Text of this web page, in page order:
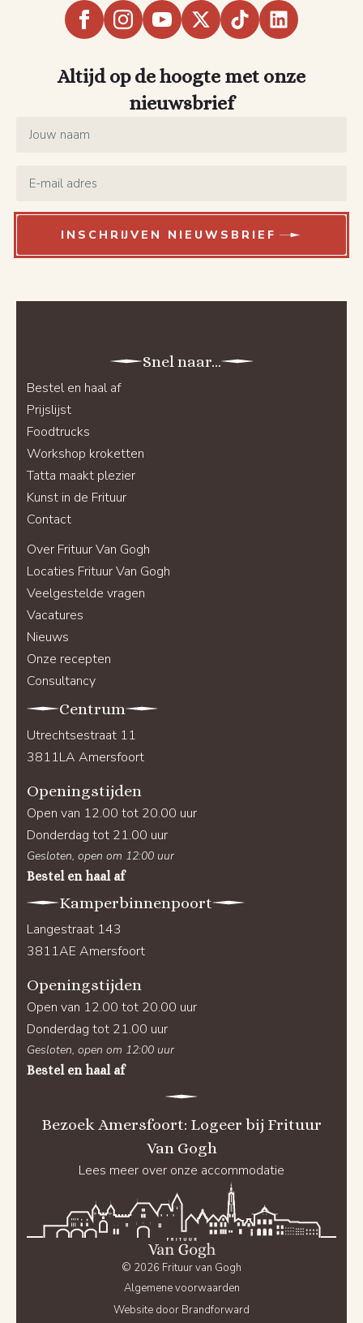
Altijd op de hoogte met onze
nieuwsbrief
INSCHRIJVEN NIEUWSBRIEF
Snel naar...
Bestel en haal af
Prijslijst
Foodtrucks
Workshop kroketten
Tatta maakt plezier
Kunst in de Frituur
Contact
Over Frituur Van Gogh
Locaties Frituur Van Gogh
Veelgestelde vragen
Vacatures
Nieuws
Onze recepten
Consultancy
Centrum
Utrechtsestraat 11
3811LA Amersfoort
Openingstijden
Open van 12.00 tot 20.00 uur
Donderdag tot 21.00 uur
Gesloten, open om 12:00 uur
Bestel en haal af
Kamperbinnenpoort
Langestraat 143
3811AE Amersfoort
Openingstijden
Open van 12.00 tot 20.00 uur
Donderdag tot 21.00 uur
Gesloten, open om 12:00 uur
Bestel en haal af
Bezoek Amersfoort: Logeer bij Frituur
Van Gogh
Lees meer over onze accommodatie
© 2026 Frituur van Gogh
Algemene voorwaarden
Website door Brandforward